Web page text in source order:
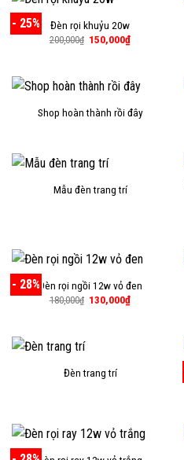
- 25% Đèn rọi khuỷu 20w
200,000₫ Giá
150,000₫Giá
150,000₫.
Shop hoàn thành rồi đây
Mẫu đèn trang trí
- 28%Đèn rọi ngồi 12w vỏ đen
180,000₫ Giá
130,000₫Giá
Đèn trang trí